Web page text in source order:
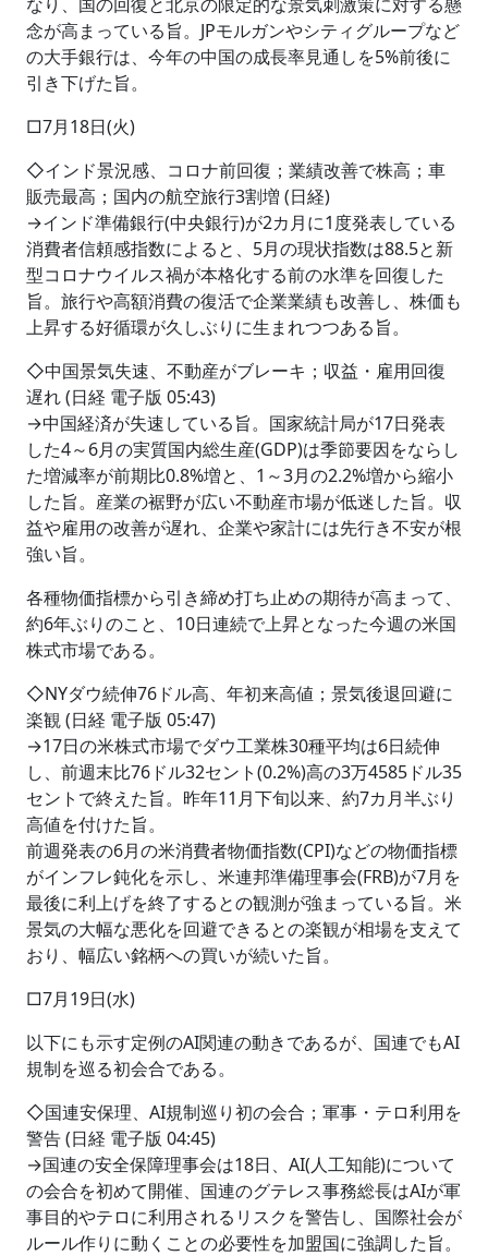
念が高まっている旨。JPモルガンやシティグループなど
の大手銀行は、今年の中国の成長率見通しを5%前後に
引き下げた旨。
□7月18日(火)
◇インド景況感、コロナ前回復；業績改善で株高；車
販売最高；国内の航空旅行3割増 (日経)
→インド準備銀行(中央銀行)が2カ月に1度発表している
消費者信頼感指数によると、5月の現状指数は88.5と新
型コロナウイルス禍が本格化する前の水準を回復した
旨。旅行や高額消費の復活で企業業績も改善し、株価も
上昇する好循環が久しぶりに生まれつつある旨。
◇中国景気失速、不動産がブレーキ；収益・雇用回復
遅れ (日経 電子版 05:43)
→中国経済が失速している旨。国家統計局が17日発表
した4～6月の実質国内総生産(GDP)は季節要因をならし
た増減率が前期比0.8%増と、1～3月の2.2%増から縮小
した旨。産業の裾野が広い不動産市場が低迷した旨。収
益や雇用の改善が遅れ、企業や家計には先行き不安が根
強い旨。
各種物価指標から引き締め打ち止めの期待が高まって、
約6年ぶりのこと、10日連続で上昇となった今週の米国
株式市場である。
◇NYダウ続伸76ドル高、年初来高値；景気後退回避に
楽観 (日経 電子版 05:47)
→17日の米株式市場でダウ工業株30種平均は6日続伸
し、前週末比76ドル32セント(0.2%)高の3万4585ドル35
セントで終えた旨。昨年11月下旬以来、約7カ月半ぶり
高値を付けた旨。
前週発表の6月の米消費者物価指数(CPI)などの物価指標
がインフレ鈍化を示し、米連邦準備理事会(FRB)が7月を
最後に利上げを終了するとの観測が強まっている旨。米
景気の大幅な悪化を回避できるとの楽観が相場を支えて
おり、幅広い銘柄への買いが続いた旨。
□7月19日(水)
以下にも示す定例のAI関連の動きであるが、国連でもAI
規制を巡る初会合である。
◇国連安保理、AI規制巡り初の会合；軍事・テロ利用を
警告 (日経 電子版 04:45)
→国連の安全保障理事会は18日、AI(人工知能)について
の会合を初めて開催、国連のグテレス事務総長はAIが軍
事目的やテロに利用されるリスクを警告し、国際社会が
ルール作りに動くことの必要性を加盟国に強調した旨。